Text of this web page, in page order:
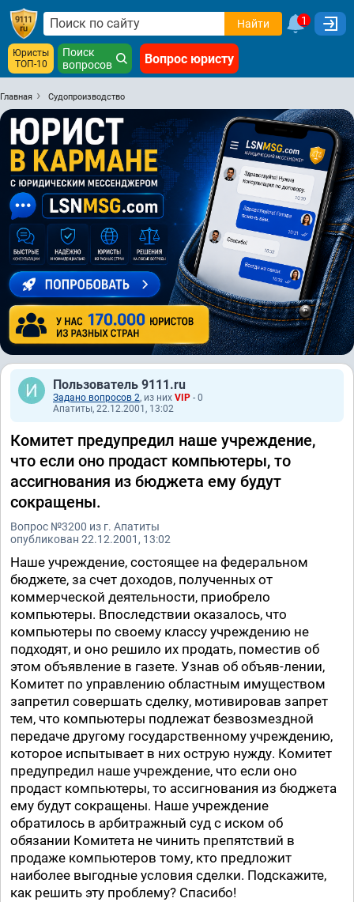
Найти 1
Юристы
ТОП-10
Поиск
вопросов
Вопрос юристу
Главная Судопроизводство
Пользователь 9111.ru
Задано вопросов 2, из них VIP - 0
Апатиты, 22.12.2001, 13:02
Комитет предупредил наше учреждение,
что если оно продаст компьютеры, то
ассигнования из бюджета ему будут
сокращены.
Вопрос №3200 из г. Апатиты
опубликован 22.12.2001, 13:02
Наше учреждение, состоящее на федеральном
бюджете, за счет доходов, полученных от
коммерческой деятельности, приобрело
компьютеры. Впоследствии оказалось, что
компьютеры по своему классу учреждению не
подходят, и оно решило их продать, поместив об
этом объявление в газете. Узнав об объяв-лении,
Комитет по управлению областным имуществом
запретил совершать сделку, мотивировав запрет
тем, что компьютеры подлежат безвозмездной
передаче другому государственному учреждению,
которое испытывает в них острую нужду. Комитет
предупредил наше учреждение, что если оно
продаст компьютеры, то ассигнования из бюджета
ему будут сокращены. Наше учреждение
обратилось в арбитражный суд с иском об
обязании Комитета не чинить препятствий в
продаже компьютеров тому, кто предложит
наиболее выгодные условия сделки. Подскажите,
как решить эту проблему? Спасибо!